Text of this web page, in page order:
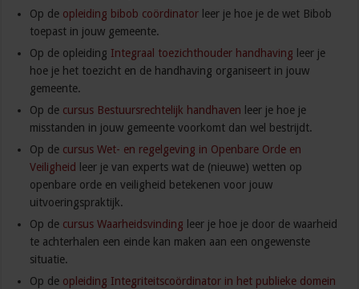
Op de opleiding bibob coördinator leer je hoe je de wet Bibob
toepast in jouw gemeente.
Op de opleiding Integraal toezichthouder handhaving leer je
hoe je het toezicht en de handhaving organiseert in jouw
gemeente.
Op de cursus Bestuursrechtelijk handhaven leer je hoe je
misstanden in jouw gemeente voorkomt dan wel bestrijdt.
Op de cursus Wet- en regelgeving in Openbare Orde en
Veiligheid
leer je van experts wat de (nieuwe) wetten op
openbare orde en veiligheid betekenen voor jouw
uitvoeringspraktijk.
Op de cursus Waarheidsvinding leer je hoe je door de waarheid
te achterhalen een einde kan maken aan een ongewenste
situatie.
Op de opleiding Integriteitscoördinator in het publieke domein